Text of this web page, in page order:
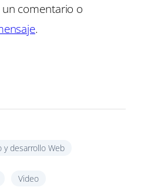
comentario o
.
y desarrollo Web
Video